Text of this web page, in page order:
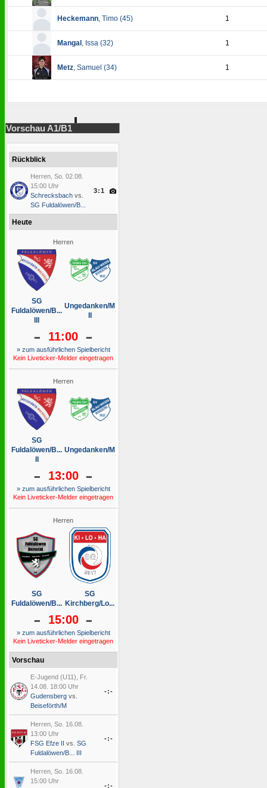
Heckemann, Timo (45) 1
Mangal, Issa (32) 1
Metz, Samuel (34) 1
Vorschau A1/B1
Rückblick
Herren, So. 02.08.
15:00 Uhr
Schrecksbach vs.
SG Fuldalöwen/B...
3:1
Heute
Herren
SG
Fuldalöwen/B...
Ungedanken/M
- 11:00 -
» zum ausführlichen Spielbericht
Kein Liveticker-Melder eingetragen
Herren
SG
Fuldalöwen/B... Ungedanken/M
- 13:00 -
» zum ausführlichen Spielbericht
Kein Liveticker-Melder eingetragen
Herren
SG
Fuldalöwen/B...
SG
Kirchberg/Lo...
- 15:00 -
» zum ausführlichen Spielbericht
Kein Liveticker-Melder eingetragen
Vorschau
E-Jugend (U11), Fr.
14.08. 18:00 Uhr
Gudensberg vs.
Beiseförth/M
-:-
Herren, So. 16.08.
13:00 Uhr
FSG Efze II
vs. SG
Fuldalöwen/B... III
-:-
Herren, So. 16.08.
15:00 Uhr
-:-